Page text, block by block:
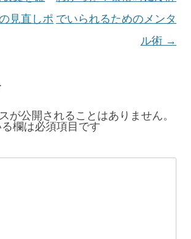
見直しポ でいられるためのメンタ
ル術 →
が公開されることはありません。
欄は必須項目です